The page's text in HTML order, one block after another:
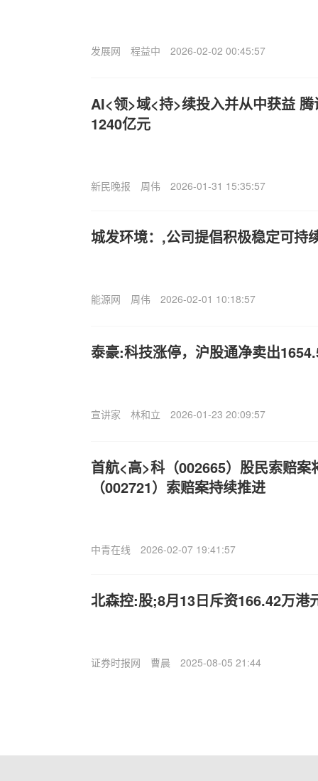
发展网 程益中 2026-02-02 00:45:57
AI<领>域<持>续投入并从中获益
1240亿元
新民晚报 周伟 2026-01-31 15:35:57
城发环境：,公司提倡积极稳定可持
能源网 周伟 2026-02-01 10:18:57
泰豪:科技涨停，沪股通净卖出
宣讲家 林和立 2026-01-23 20:09:57
首航<高>科（002665）股民索赔案
（002721）索赔案持续推进
中青在线 2026-02-07 19:41:57
北森控:股;8月13日斥资166.42万港
证券时报网 曹晨 2025-08-05 21:44